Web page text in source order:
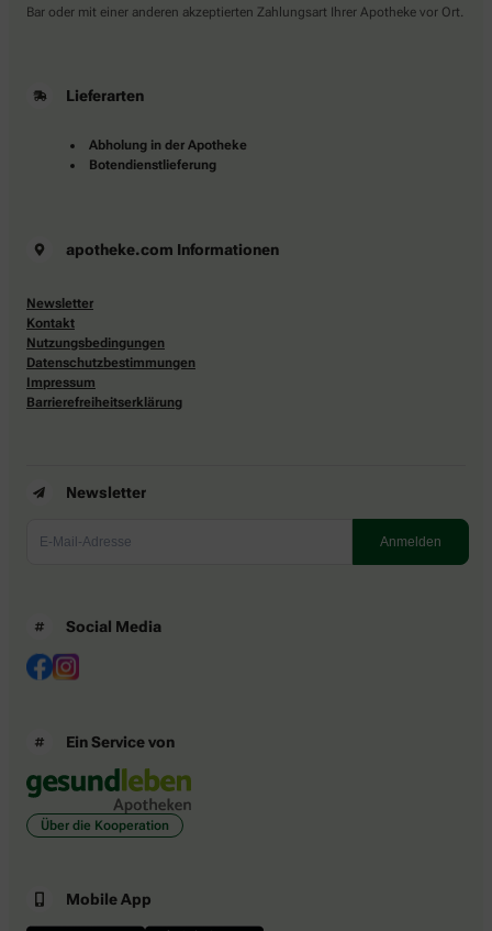
Bar oder mit einer anderen akzeptierten Zahlungsart Ihrer Apotheke vor Ort.
Lieferarten
Abholung in der Apotheke
Botendienstlieferung
apotheke.com Informationen
Newsletter
Kontakt
Nutzungsbedingungen
Datenschutzbestimmungen
Impressum
Barrierefreiheitserklärung
Newsletter
Social Media
Ein Service von
Über die Kooperation
Mobile App